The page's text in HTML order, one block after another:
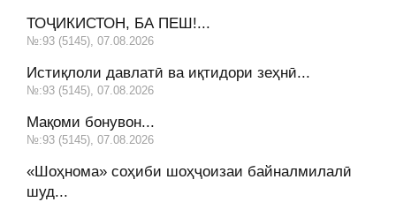
ТОҶИКИСТОН, БА ПЕШ!...
№:93 (5145), 07.08.2026
Истиқлоли давлатӣ ва иқтидори зеҳнӣ...
№:93 (5145), 07.08.2026
Мақоми бонувон...
№:93 (5145), 07.08.2026
«Шоҳнома» соҳиби шоҳҷоизаи байналмилалӣ
шуд...